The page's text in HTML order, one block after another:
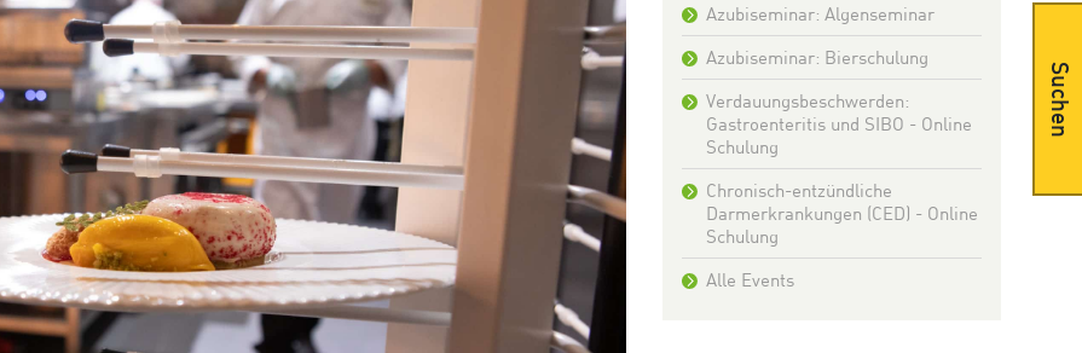
Azubiseminar: Algenseminar
Azubiseminar: Bierschulung
Verdauungsbeschwerden:
Gastroenteritis und SIBO - Online
Schulung
Chronisch-entzündliche
Darmerkrankungen (CED) - Online
Schulung
Alle Events
Suchen